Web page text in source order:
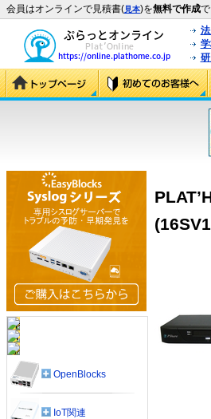
会員はオンラインで見積書(見本)を無料で作成
OpenBlocks
IoT関連